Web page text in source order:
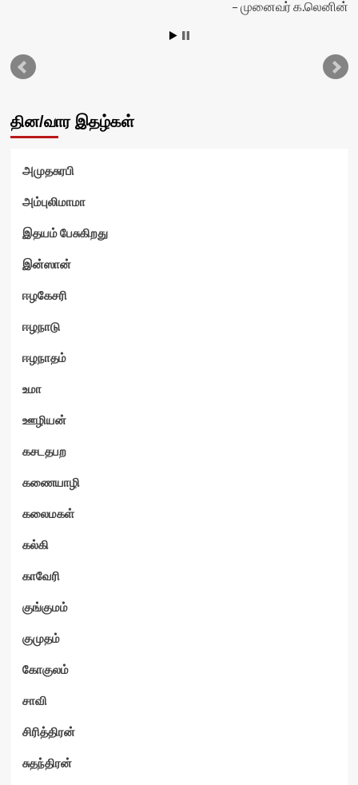
முனைவர் க.லெனின்
தின/வார இதழ்கள்
அமுதசுரபி
அம்புலிமாமா
இதயம் பேசுகிறது
இன்ஸான்
ஈழகேசரி
ஈழநாடு
ஈழநாதம்
உமா
ஊழியன்
கசடதபற
கணையாழி
கலைமகள்
கல்கி
காவேரி
குங்குமம்
குமுதம்
கோகுலம்
சாவி
சிரித்திரன்
சுதந்திரன்